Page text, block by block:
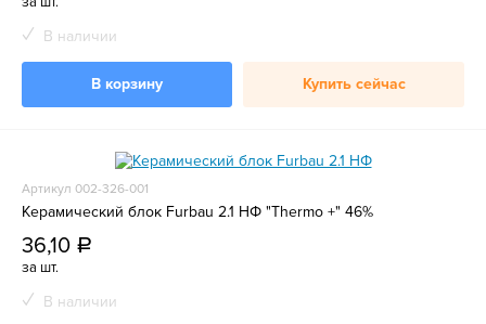
В наличии
В корзину Купить сейчас
Артикул 002-326-001
Керамический блок Furbau 2.1 НФ "Thermo +" 46%
36,10 a
за шт.
В наличии